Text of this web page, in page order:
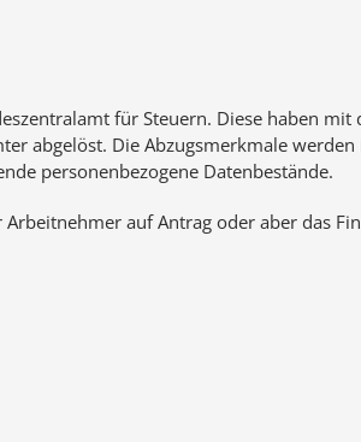
für Steuern. Diese haben mit
abgelöst. Die Abzugsmerkmale
personenbezogene Datenbestände.
auf Antrag oder aber das